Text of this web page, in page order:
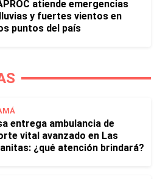
atiende emergencias
y fuertes vientos en
puntos del país
entrega ambulancia de
vital avanzado en Las
¿qué atención brindará?